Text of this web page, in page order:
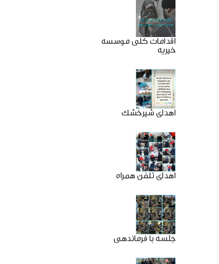
اقدامات کلی موسسه
خیریه
اهدای شیرخشک
اهدای تلفن همراه
جلسه با فرماندهی